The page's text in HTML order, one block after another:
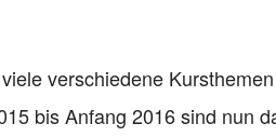
verschiedene
bis Anfang 2016 sind nun